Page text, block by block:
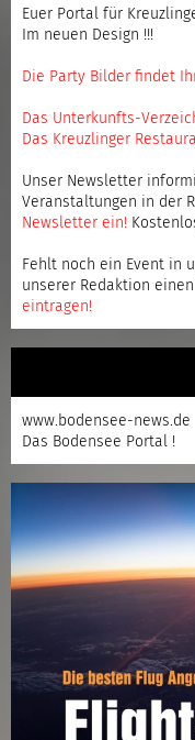
Euer Portal für
Im neuen Design !!!
Die Party Bilder findet
Das Unterkunfts-
Das Kreuzlinger
Unser Newsletter
Veranstaltungen in der
Newsletter ein!
Fehlt noch ein Event in
unserer Redaktion
eintragen!
www.bodensee-news.de
Das Bodensee Portal !